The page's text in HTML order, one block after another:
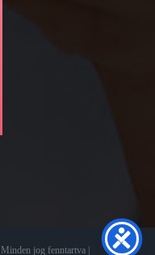
jog fenntartva |